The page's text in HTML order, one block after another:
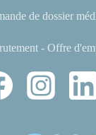
de dossier
- Offre